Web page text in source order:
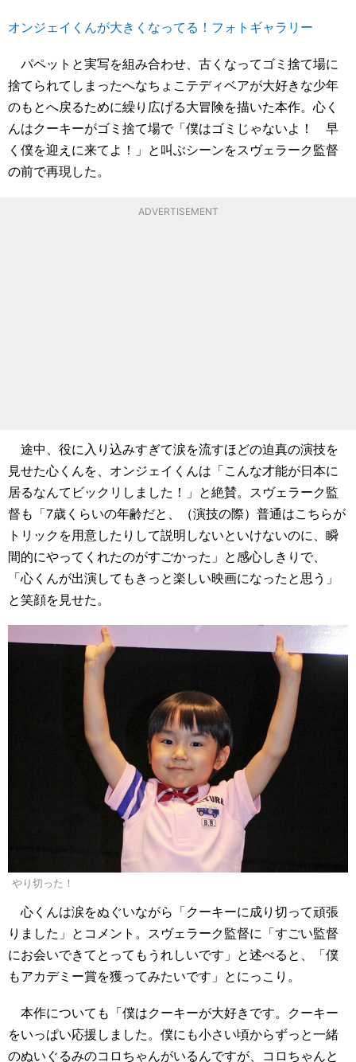
オンジェイくんが大きくなってる！フォトギャラリー
パペットと実写を組み合わせ、古くなってゴミ捨て場に
捨てられてしまったへなちょこテディベアが大好きな少年
のもとへ戻るために繰り広げる大冒険を描いた本作。心く
んはクーキーがゴミ捨て場で「僕はゴミじゃないよ！ 早
く僕を迎えに来てよ！」と叫ぶシーンをスヴェラーク監督
の前で再現した。
ADVERTISEMENT
途中、役に入り込みすぎて涙を流すほどの迫真の演技を
見せた心くんを、オンジェイくんは「こんな才能が日本に
居るなんてビックリしました！」と絶賛。スヴェラーク監
督も「7歳くらいの年齢だと、（演技の際）普通はこちらが
トリックを用意したりして説明しないといけないのに、瞬
間的にやってくれたのがすごかった」と感心しきりで、
「心くんが出演してもきっと楽しい映画になったと思う」
と笑顔を見せた。
やり切った！
心くんは涙をぬぐいながら「クーキーに成り切って頑張
りました」とコメント。スヴェラーク監督に「すごい監督
にお会いできてとってもうれしいです」と述べると、「僕
もアカデミー賞を獲ってみたいです」とにっこり。
本作についても「僕はクーキーが大好きです。クーキー
をいっぱい応援しました。僕にも小さい頃からずっと一緒
のぬいぐるみのコロちゃんがいるんですが、コロちゃんと